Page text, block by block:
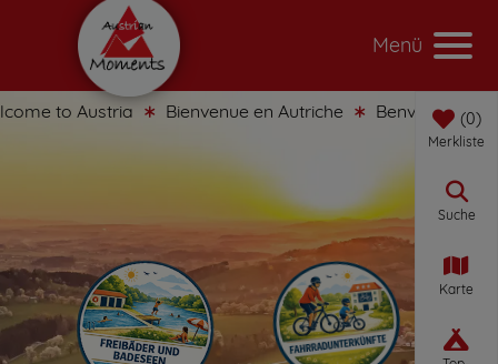
Menü
to Austria Bienvenue en Autriche Benvenuti in 0
Merkliste
Suche
Karte